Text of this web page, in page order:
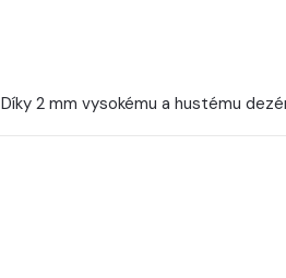
Díky 2 mm vysokému a hustému